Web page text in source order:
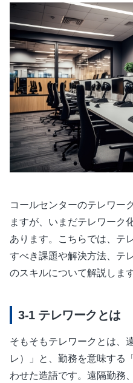
コールセンターのテレワー
ますが、いまだテレワーク
あります。こちらでは、テ
すべき課題や解決方法、テ
のスキルについて解説します
テレワークとは
そもそもテレワークとは、
レ）」と、勤務を意味する
わせた造語です。遠隔勤務